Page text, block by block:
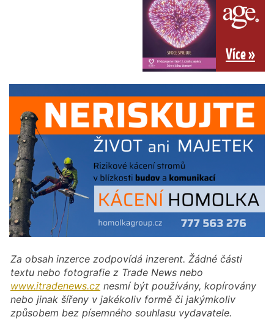
Více »
Za obsah inzerce zodpovídá inzerent. Žádné části
textu nebo fotografie z Trade News nebo
www.itradenews.cz nesmí být používány, kopírovány
nebo jinak šířeny v jakékoliv formě či jakýmkoliv
způsobem bez písemného souhlasu vydavatele.